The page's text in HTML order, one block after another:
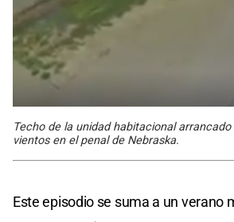
Techo de la unidad habitacional
vientos en el penal de Nebraska.
Este episodio se suma a un verano